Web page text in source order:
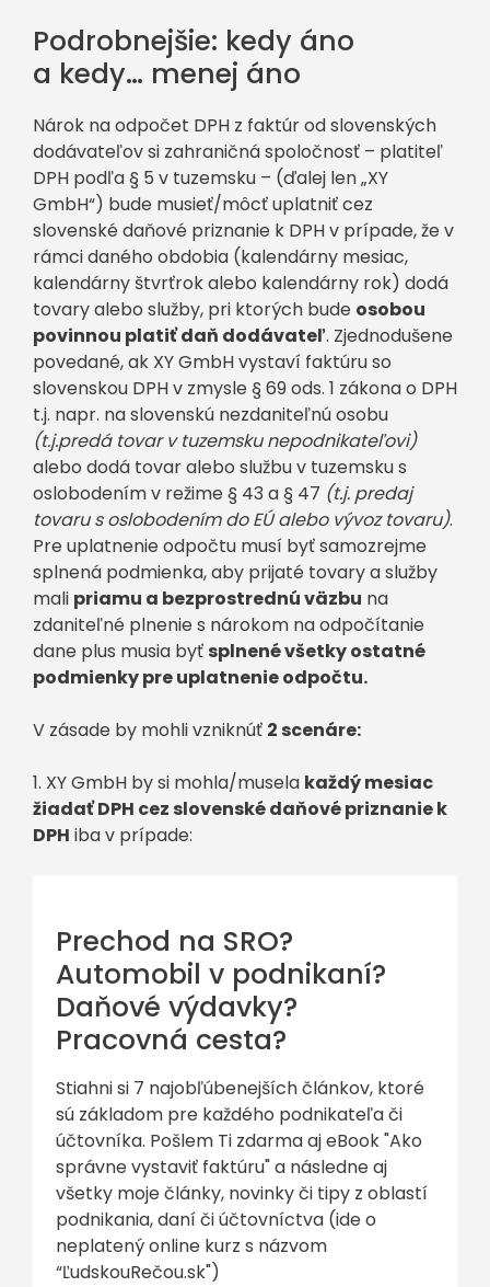
Podrobnejšie: kedy áno
a kedy… menej áno
Nárok na odpočet DPH z faktúr od slovenských
dodávateľov si zahraničná spoločnosť – platiteľ
DPH podľa § 5 v tuzemsku – (ďalej len „XY
GmbH“) bude musieť/môcť uplatniť cez
slovenské daňové priznanie k DPH v prípade, že v
rámci daného obdobia (kalendárny mesiac,
kalendárny štvrťrok alebo kalendárny rok) dodá
tovary alebo služby, pri ktorých bude osobou
povinnou platiť daň dodávateľ. Zjednodušene
povedané, ak XY GmbH vystaví faktúru so
slovenskou DPH v zmysle § 69 ods. 1 zákona o DPH
t.j. napr. na slovenskú nezdaniteľnú osobu
(t.j.predá tovar v tuzemsku nepodnikateľovi)
alebo dodá tovar alebo službu v tuzemsku s
oslobodením v režime § 43 a § 47 (t.j. predaj
tovaru s oslobodením do EÚ alebo vývoz tovaru).
Pre uplatnenie odpočtu musí byť samozrejme
splnená podmienka, aby prijaté tovary a služby
mali priamu a bezprostrednú väzbu na
zdaniteľné plnenie s nárokom na odpočítanie
dane plus musia byť splnené všetky ostatné
podmienky pre uplatnenie odpočtu.
V zásade by mohli vzniknúť 2 scenáre:
1. XY GmbH by si mohla/musela každý mesiac
žiadať DPH cez slovenské daňové priznanie k
DPH iba v prípade:
Prechod na SRO?
Automobil v podnikaní?
Daňové výdavky?
Pracovná cesta?
Stiahni si 7 najobľúbenejších článkov, ktoré
sú základom pre každého podnikateľa či
účtovníka. Pošlem Ti zdarma aj eBook "Ako
správne vystaviť faktúru" a následne aj
všetky moje články, novinky či tipy z oblastí
podnikania, daní či účtovníctva (ide o
neplatený online kurz s názvom
“ĽudskouRečou.sk")